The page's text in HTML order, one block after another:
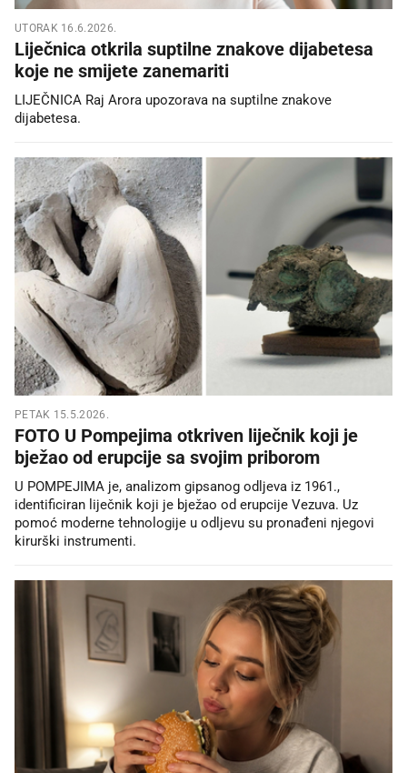
UTORAK 16.6.2026.
Liječnica otkrila suptilne znakove dijabetesa
koje ne smijete zanemariti
LIJEČNICA Raj Arora upozorava na suptilne znakove
dijabetesa.
PETAK 15.5.2026.
FOTO U Pompejima otkriven liječnik koji je
bježao od erupcije sa svojim priborom
U POMPEJIMA je, analizom gipsanog odljeva iz 1961.,
identificiran liječnik koji je bježao od erupcije Vezuva. Uz
pomoć moderne tehnologije u odljevu su pronađeni njegovi
kirurški instrumenti.